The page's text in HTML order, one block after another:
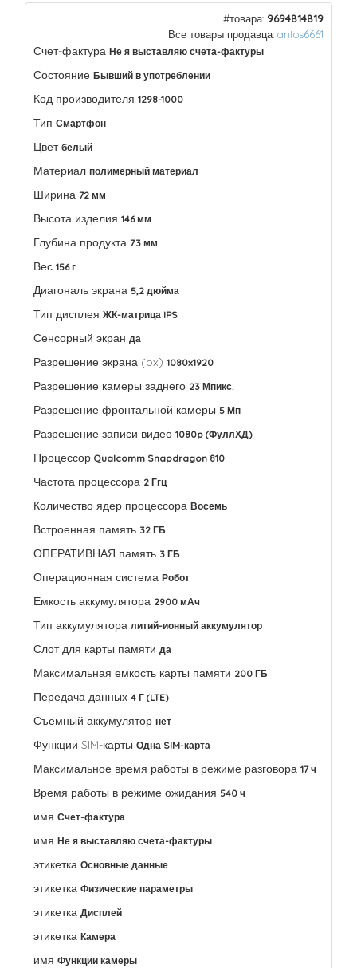
#товара: 9694814819
Все товары продавца: antos6661
Счет-фактура Не я выставляю счета-фактуры
Состояние Бывший в употреблении
Код производителя 1298-1000
Тип Смартфон
Цвет белый
Материал полимерный материал
Ширина 72 мм
Высота изделия 146 мм
Глубина продукта 7.3 мм
Вес 156 г
Диагональ экрана 5,2 дюйма
Тип дисплея ЖК-матрица IPS
Сенсорный экран да
Разрешение экрана (px) 1080x1920
Разрешение камеры заднего 23 Мпикс.
Разрешение фронтальной камеры 5 Мп
Разрешение записи видео 1080p (ФуллХД)
Процессор Qualcomm Snapdragon 810
Частота процессора 2 Ггц
Количество ядер процессора Восемь
Встроенная память 32 ГБ
ОПЕРАТИВНАЯ память 3 ГБ
Операционная система Робот
Емкость аккумулятора 2900 мАч
Тип аккумулятора литий-ионный аккумулятор
Слот для карты памяти да
Максимальная емкость карты памяти 200 ГБ
Передача данных 4 Г (LTE)
Съемный аккумулятор нет
Функции SIM-карты Одна SIM-карта
Максимальное время работы в режиме разговора 17 ч
Время работы в режиме ожидания 540 ч
имя Счет-фактура
имя Не я выставляю счета-фактуры
этикетка Основные данные
этикетка Физические параметры
этикетка Дисплей
этикетка Камера
имя Функции камеры